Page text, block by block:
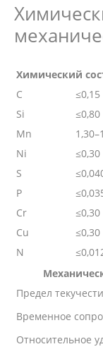
Химический
C
≤0,15
Si
≤0,80
Mn
Ni
≤0,30
S
P
Cr
≤0,30
Cu
≤0,30
N
Предел
Временное
Относительное